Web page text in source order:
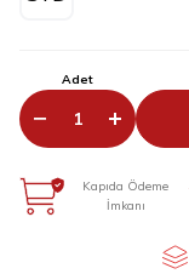
Adet
Kapıda Ödeme
İmkanı